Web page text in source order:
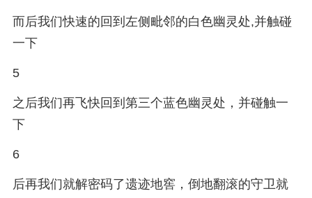
而后我们快速的回到左侧毗邻的白色幽灵处,并触碰
一下
5
之后我们再飞快回到第三个蓝色幽灵处，并碰触一
下
6
后再我们就解密码了遗迹地窖，倒地翻滚的守卫就